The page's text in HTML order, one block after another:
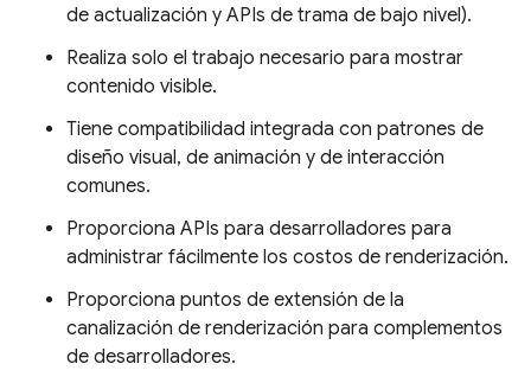
de actualización y APIs de trama de bajo nivel).
Realiza solo el trabajo necesario para mostrar
contenido visible.
Tiene compatibilidad integrada con patrones de
diseño visual, de animación y de interacción
comunes.
Proporciona APIs para desarrolladores para
administrar fácilmente los costos de renderización.
Proporciona puntos de extensión de la
canalización de renderización para complementos
de desarrolladores.